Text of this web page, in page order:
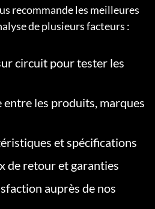
recommande les meilleures
de plusieurs facteurs :
circuit pour tester les
les produits, marques
et spécifications
de retour et garanties
auprès de nos